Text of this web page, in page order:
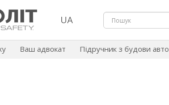
UA
Ваш адвокат Підручник з будови авто